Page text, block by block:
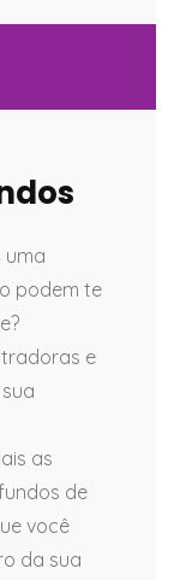
uma
podem te
e
as
de
você
da sua